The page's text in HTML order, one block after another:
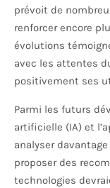
prévoit de
renforcer encore
évolutions
avec les attentes
positivement ses
Parmi les futurs
artificielle (IA) et
analyser
proposer des
technologies